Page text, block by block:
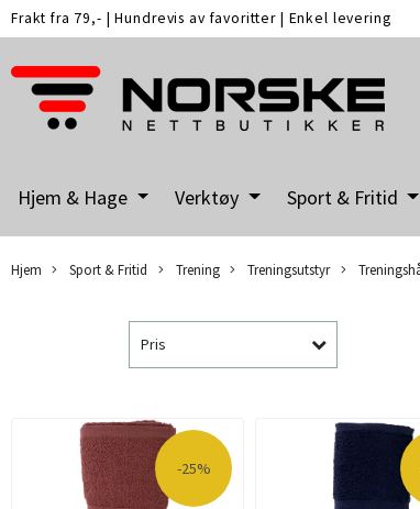
Frakt fra 79,- |Hundrevis av favoritter | Enkel levering
Hjem & Hage Verktøy Sport & Fritid
Hjem Sport & Fritid Trening Treningsutstyr
Pris
-25%